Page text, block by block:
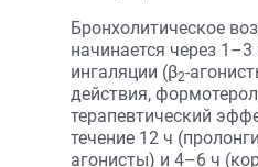
Бронхолитическое
начинается через
ингаляции (β2-
действия,
терапевтический
течение 12 ч
агонисты) и 4–6 ч